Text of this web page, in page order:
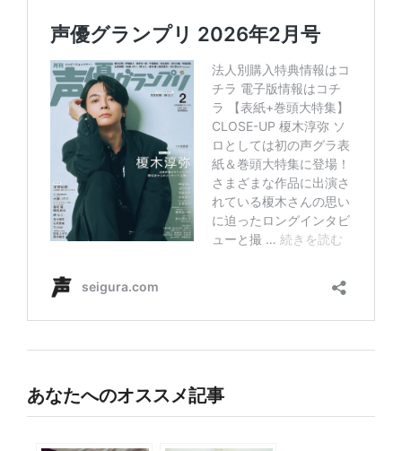
あなたへのオススメ記事